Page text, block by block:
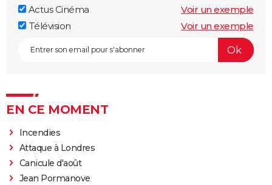
Actus Cinéma
Voir un exemple
Télévision
Voir un exemple
EN CE MOMENT
Incendies
Attaque à Londres
Canicule d'août
Jean Pormanove